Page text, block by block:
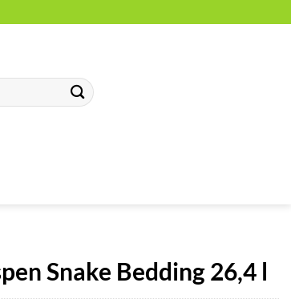
Snake Bedding 26,4 l